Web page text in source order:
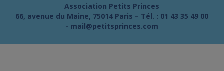
Association Petits Princes
66, avenue du Maine, 75014 Paris – Tél. : 01 43 35 49 00
- mail@petitsprinces.com